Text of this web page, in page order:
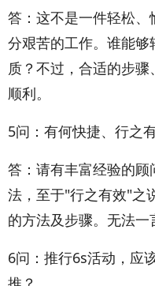
答：这不是一件轻松
分艰苦的工作。谁能
质？不过，合适的步
顺利。
5问：有何快捷、行之
答：请有丰富经验的
法，至于"行之有效"之
的方法及步骤。无法一
6问：推行6s活动，应